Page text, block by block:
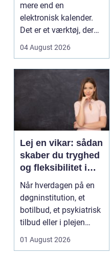
mere end en
elektronisk kalender.
Det er et værktøj, der
hjælper klinikker,
beha...
04 August 2026
Lej en vikar: sådan
skaber du tryghed
og fleksibilitet i
hverdagen
Når hverdagen på en
døgninstitution, et
botilbud, et psykiatrisk
tilbud eller i plejen
pludselig ænd...
01 August 2026